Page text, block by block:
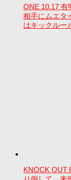
ONE 10.17 有
相手にムエタ
はキックルー
KNOCK OUT